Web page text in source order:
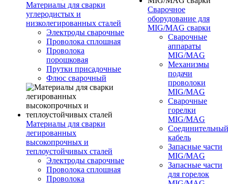
Материалы для сварки
углеродистых и
низколегированных сталей
Электроды сварочные
Проволока сплошная
Проволока
порошковая
Прутки присадочные
Флюс сварочный
Материалы для сварки
легированных
высокопрочных и
теплоустойчивых сталей
Электроды сварочные
Проволока сплошная
Проволока
Сварочное
оборудование для
MIG/MAG сварки
Сварочные
аппараты
MIG/MAG
Механизмы
подачи
проволоки
MIG/MAG
Сварочные
горелки
MIG/MAG
Соединительный
кабель
Запасные части
MIG/MAG
Запасные части
для горелок